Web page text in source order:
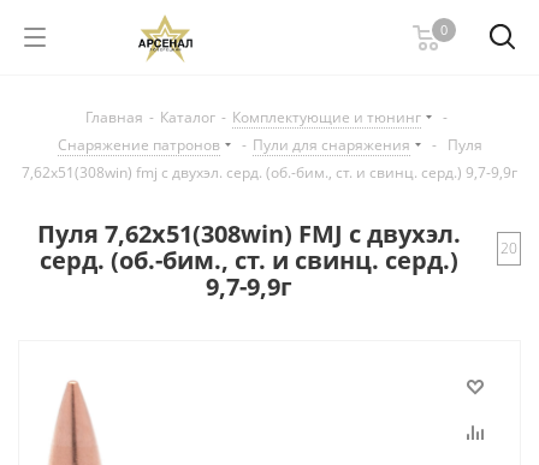
0
Главная - Каталог - Комплектующие и тюнинг
-
Снаряжение патронов
- Пули для снаряжения -
Пуля
7,62х51(308win) fmj с двухэл. серд. (об.-бим., ст. и свинц. серд.) 9,7-9,9г
Пуля 7,62х51(308win) FMJ с двухэл.
серд. (об.-бим., ст. и свинц. серд.)
9,7-9,9г
20